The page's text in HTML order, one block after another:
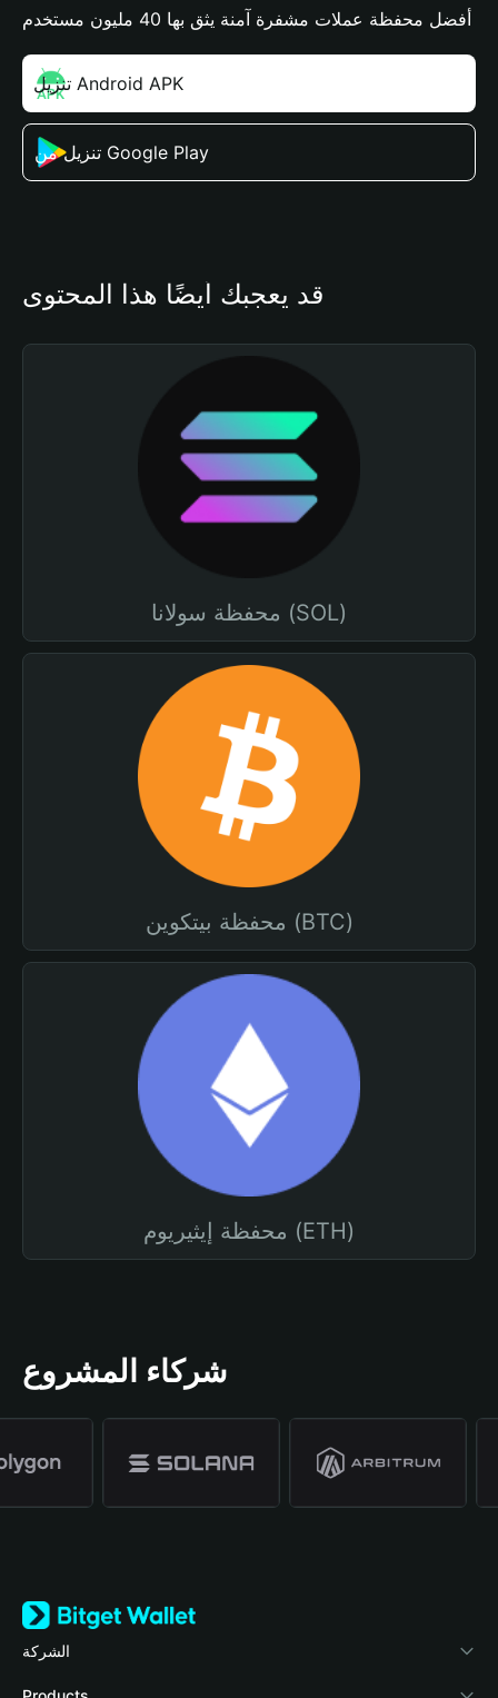
أفضل محفظة عملات مشفرة آمنة يثق بها 40 مليون مستخدم
تنزيل Android APK
تنزيل من Google Play
قد يعجبك أيضًا هذا المحتوى
محفظة سولانا (SOL)
محفظة بيتكوين (BTC)
محفظة إيثيريوم (ETH)
شركاء المشروع
الشركة